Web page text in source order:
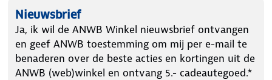
Nieuwsbrief
Ja, ik wil de ANWB Winkel nieuwsbrief ontvangen
en geef ANWB toestemming om mij per e-mail te
benaderen over de beste acties en kortingen uit de
ANWB (web)winkel en ontvang 5.- cadeautegoed.*